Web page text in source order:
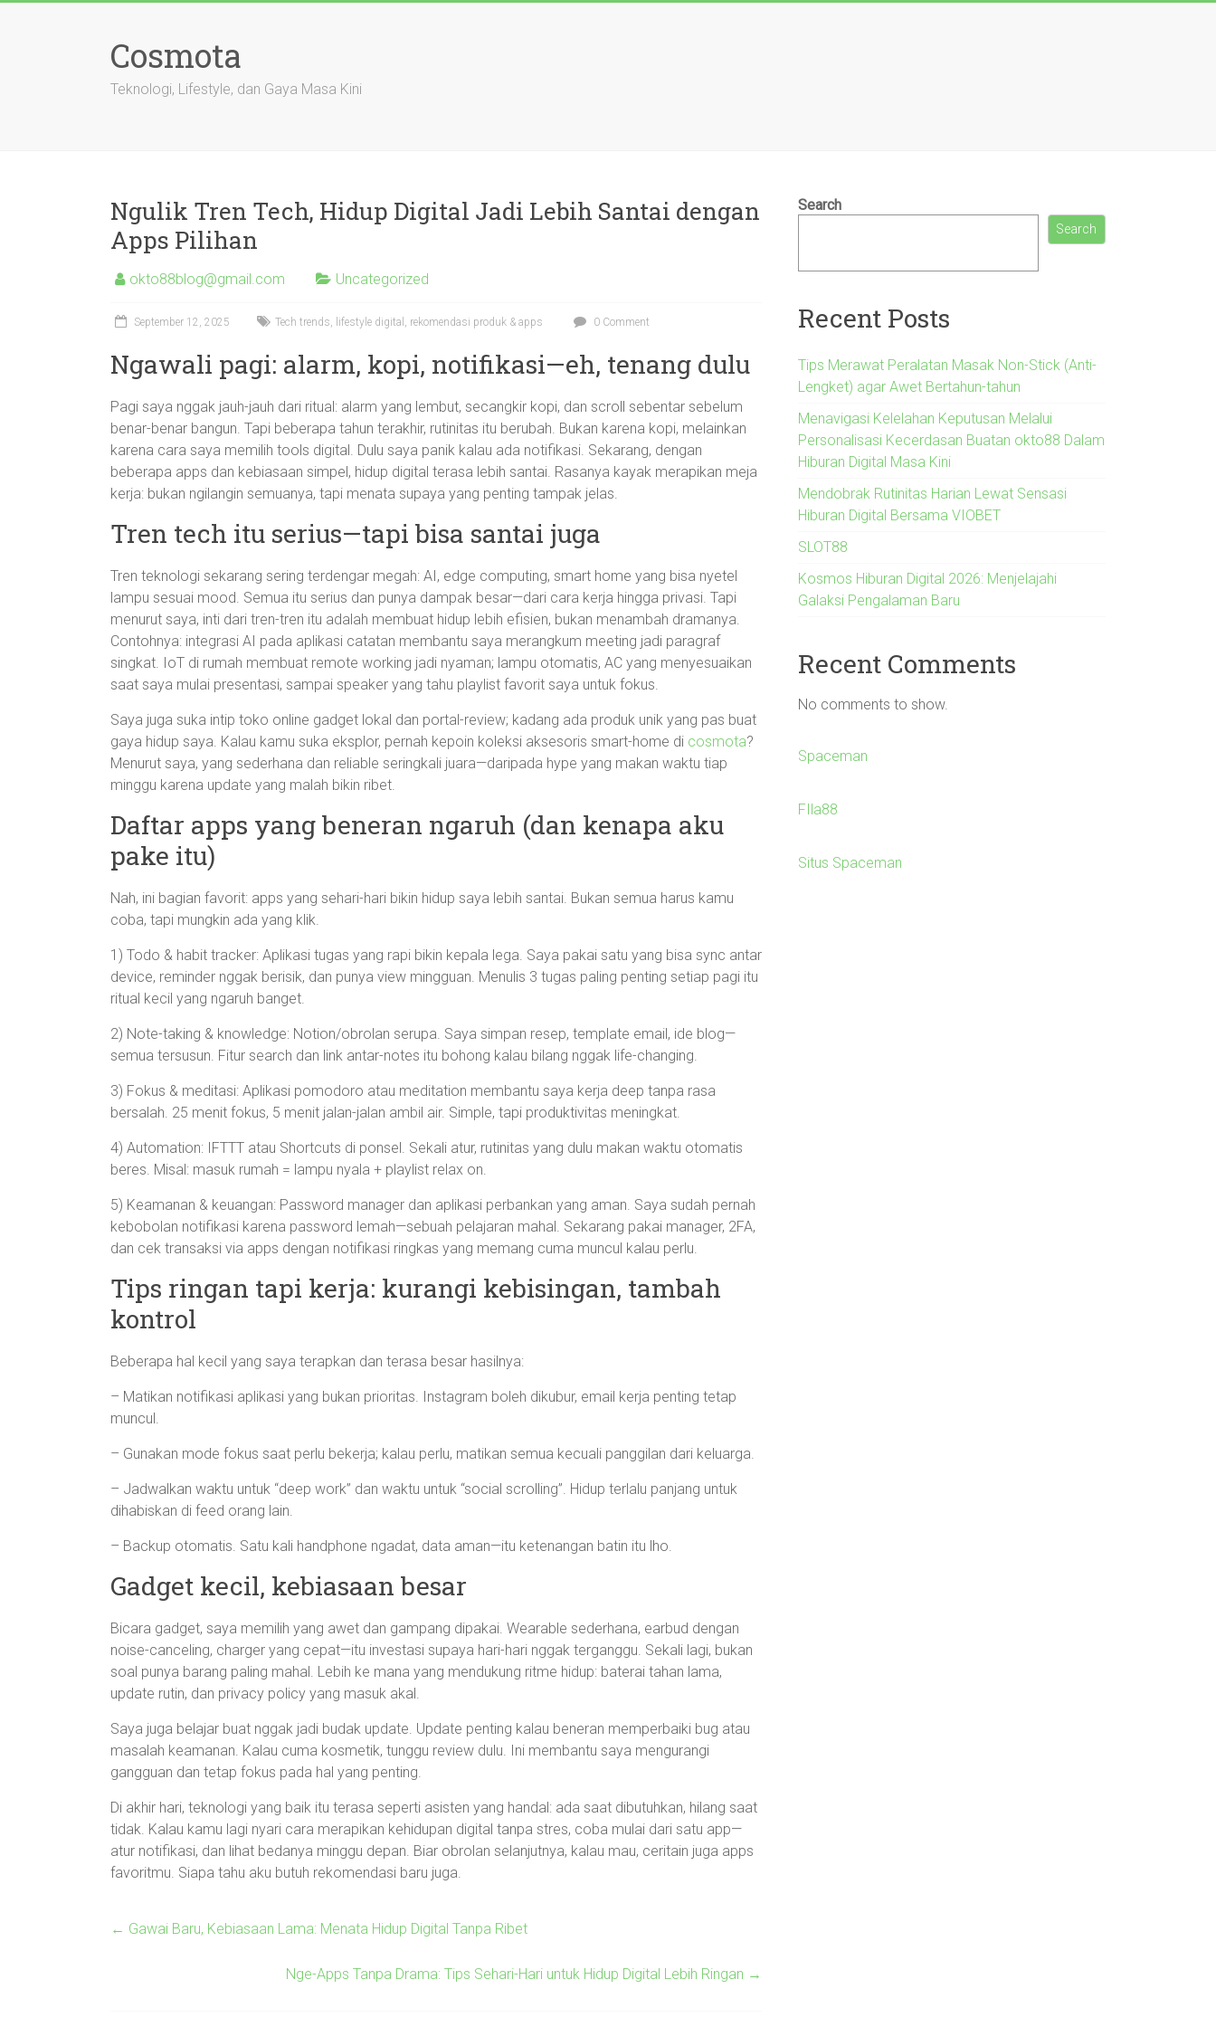
Cosmota
Teknologi, Lifestyle, dan Gaya Masa Kini
Ngulik Tren Tech, Hidup Digital Jadi Lebih Santai dengan
Apps Pilihan
okto88blog@gmail.com Uncategorized
September 12, 2025 Tech trends, lifestyle digital, rekomendasi produk & apps 0 Comment
Ngawali pagi: alarm, kopi, notifikasi—eh, tenang dulu
Pagi saya nggak jauh-jauh dari ritual: alarm yang lembut, secangkir kopi, dan scroll sebentar sebelum
benar-benar bangun. Tapi beberapa tahun terakhir, rutinitas itu berubah. Bukan karena kopi, melainkan
karena cara saya memilih tools digital. Dulu saya panik kalau ada notifikasi. Sekarang, dengan
beberapa apps dan kebiasaan simpel, hidup digital terasa lebih santai. Rasanya kayak merapikan meja
kerja: bukan ngilangin semuanya, tapi menata supaya yang penting tampak jelas.
Tren tech itu serius—tapi bisa santai juga
Tren teknologi sekarang sering terdengar megah: AI, edge computing, smart home yang bisa nyetel
lampu sesuai mood. Semua itu serius dan punya dampak besar—dari cara kerja hingga privasi. Tapi
menurut saya, inti dari tren-tren itu adalah membuat hidup lebih efisien, bukan menambah dramanya.
Contohnya: integrasi AI pada aplikasi catatan membantu saya merangkum meeting jadi paragraf
singkat. IoT di rumah membuat remote working jadi nyaman; lampu otomatis, AC yang menyesuaikan
saat saya mulai presentasi, sampai speaker yang tahu playlist favorit saya untuk fokus.
Saya juga suka intip toko online gadget lokal dan portal-review; kadang ada produk unik yang pas buat
gaya hidup saya. Kalau kamu suka eksplor, pernah kepoin koleksi aksesoris smart-home di cosmota?
Menurut saya, yang sederhana dan reliable seringkali juara—daripada hype yang makan waktu tiap
minggu karena update yang malah bikin ribet.
Daftar apps yang beneran ngaruh (dan kenapa aku
pake itu)
Nah, ini bagian favorit: apps yang sehari-hari bikin hidup saya lebih santai. Bukan semua harus kamu
coba, tapi mungkin ada yang klik.
1) Todo & habit tracker: Aplikasi tugas yang rapi bikin kepala lega. Saya pakai satu yang bisa sync antar
device, reminder nggak berisik, dan punya view mingguan. Menulis 3 tugas paling penting setiap pagi itu
ritual kecil yang ngaruh banget.
2) Note-taking & knowledge: Notion/obrolan serupa. Saya simpan resep, template email, ide blog—
semua tersusun. Fitur search dan link antar-notes itu bohong kalau bilang nggak life-changing.
3) Fokus & meditasi: Aplikasi pomodoro atau meditation membantu saya kerja deep tanpa rasa
bersalah. 25 menit fokus, 5 menit jalan-jalan ambil air. Simple, tapi produktivitas meningkat.
4) Automation: IFTTT atau Shortcuts di ponsel. Sekali atur, rutinitas yang dulu makan waktu otomatis
beres. Misal: masuk rumah = lampu nyala + playlist relax on.
5) Keamanan & keuangan: Password manager dan aplikasi perbankan yang aman. Saya sudah pernah
kebobolan notifikasi karena password lemah—sebuah pelajaran mahal. Sekarang pakai manager, 2FA,
dan cek transaksi via apps dengan notifikasi ringkas yang memang cuma muncul kalau perlu.
Tips ringan tapi kerja: kurangi kebisingan, tambah
kontrol
Beberapa hal kecil yang saya terapkan dan terasa besar hasilnya:
– Matikan notifikasi aplikasi yang bukan prioritas. Instagram boleh dikubur, email kerja penting tetap
muncul.
– Gunakan mode fokus saat perlu bekerja; kalau perlu, matikan semua kecuali panggilan dari keluarga.
– Jadwalkan waktu untuk “deep work” dan waktu untuk “social scrolling”. Hidup terlalu panjang untuk
dihabiskan di feed orang lain.
– Backup otomatis. Satu kali handphone ngadat, data aman—itu ketenangan batin itu lho.
Gadget kecil, kebiasaan besar
Bicara gadget, saya memilih yang awet dan gampang dipakai. Wearable sederhana, earbud dengan
noise-canceling, charger yang cepat—itu investasi supaya hari-hari nggak terganggu. Sekali lagi, bukan
soal punya barang paling mahal. Lebih ke mana yang mendukung ritme hidup: baterai tahan lama,
update rutin, dan privacy policy yang masuk akal.
Saya juga belajar buat nggak jadi budak update. Update penting kalau beneran memperbaiki bug atau
masalah keamanan. Kalau cuma kosmetik, tunggu review dulu. Ini membantu saya mengurangi
gangguan dan tetap fokus pada hal yang penting.
Di akhir hari, teknologi yang baik itu terasa seperti asisten yang handal: ada saat dibutuhkan, hilang saat
tidak. Kalau kamu lagi nyari cara merapikan kehidupan digital tanpa stres, coba mulai dari satu app—
atur notifikasi, dan lihat bedanya minggu depan. Biar obrolan selanjutnya, kalau mau, ceritain juga apps
favoritmu. Siapa tahu aku butuh rekomendasi baru juga.
← Gawai Baru, Kebiasaan Lama: Menata Hidup Digital Tanpa Ribet
Nge-Apps Tanpa Drama: Tips Sehari-Hari untuk Hidup Digital Lebih Ringan →
Search
Search
Recent Posts
Tips Merawat Peralatan Masak Non-Stick (Anti-
Lengket) agar Awet Bertahun-tahun
Menavigasi Kelelahan Keputusan Melalui
Personalisasi Kecerdasan Buatan okto88 Dalam
Hiburan Digital Masa Kini
Mendobrak Rutinitas Harian Lewat Sensasi
Hiburan Digital Bersama VIOBET
SLOT88
Kosmos Hiburan Digital 2026: Menjelajahi
Galaksi Pengalaman Baru
Recent Comments
No comments to show.
Spaceman
FIla88
Situs Spaceman